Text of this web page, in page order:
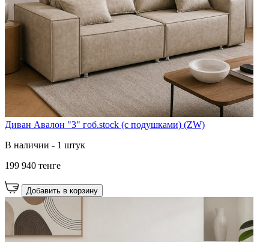
Диван Авалон "3" гоб.stock (с подушками) (ZW)
В наличии - 1 штук
199 940 тенге
Добавить в корзину